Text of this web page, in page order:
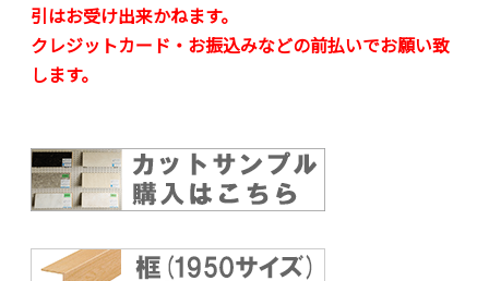
引はお受け出来かねます。
クレジットカード・お振込みなどの前払いでお願い致
します。